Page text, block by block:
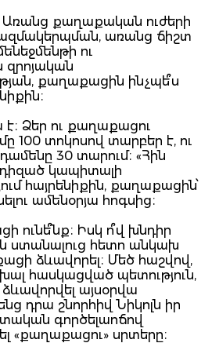
Առանց քաղաքական ուժերի
առանց ճիշտ
ու
զրոյական
քաղաքացին ինչպե՞ս
է։ Ձեր ու քաղաքացու
100 տոկոսով տարբեր է, ու
30 տարում։ «Հին
դիզած կապիտալի
հայրենիքին, քաղաքացին՝
ամենօրյա հոգսից։
ունե՞նք։ Իսկ ո՞վ խնդիր
ստանալուց հետո անկախ
ձևավորել։ Մեծ հաշվով,
հասկացված պետություն,
ձևավորվել այսօրվա
դրա շնորհիվ Նիկոլն իր
գործելաոճով
«քաղաքացու» սրտերը։